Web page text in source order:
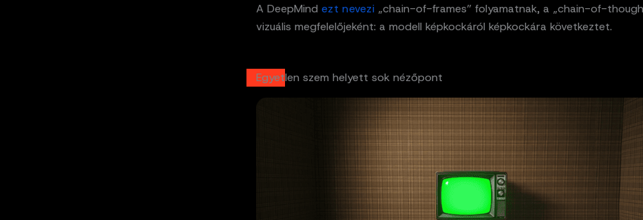
A DeepMind ezt nevezi „chain-of-frames” folyamatnak, a „chain-of-
vizuális megfelelőjeként: a modell képkockáról képkockára következtet.
Egyetlen szem helyett sok nézőpont